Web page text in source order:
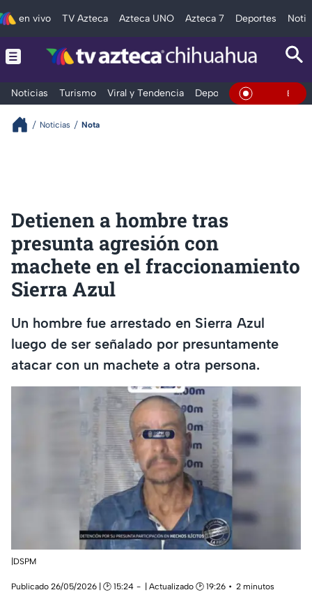
en vivo TV Azteca Azteca UNO Azteca 7 Deportes
Noticias Turismo Viral y Tendencia Deportes Espectáculos
En Vivo
Noticias Nota
Detienen a hombre tras
presunta agresión con
machete en el fraccionamiento
Sierra Azul
Un hombre fue arrestado en Sierra Azul
luego de ser señalado por presuntamente
atacar con un machete a otra persona.
|DSPM
Publicado 26/05/2026 | 🕑 15:24 | Actualizado 🕑 19:26
2 minutos